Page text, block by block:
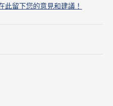
此留下您的意見和建議！